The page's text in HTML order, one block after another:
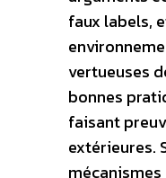
faux labels,
vertueuses
bonnes
faisant
extérieures.